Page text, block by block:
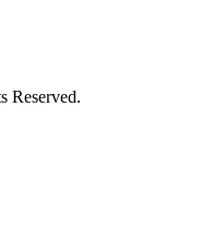
Reserved.